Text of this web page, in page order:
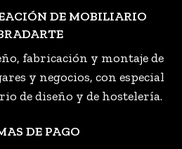
DE MOBILIARIO
fabricación y montaje de
y negocios, con especial
de diseño y de hostelería.
DE PAGO